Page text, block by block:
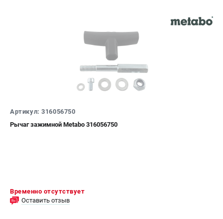
Артикул: 316056750
Рычаг зажимной Metabo 316056750
Временно отсутствует
Оставить отзыв